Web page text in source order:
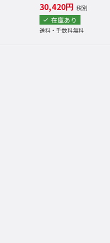
30,420円 税別
在庫あり
送料・手数料無料